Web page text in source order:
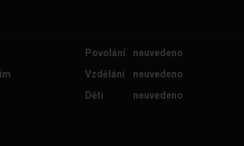
Povolání
neuvedeno
Vzdělání
neuvedeno
Děti
neuvedeno